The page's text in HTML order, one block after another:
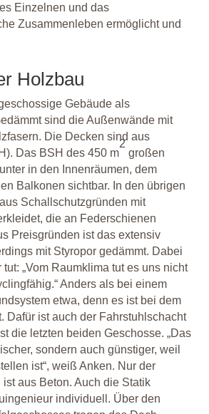
Einzelnen und das
Zusammenleben ermöglicht und
Holzbau
Gebäude als
sind die Außenwände mit
Die Decken sind aus
Das BSH des 450 m
2
großen
in den Innenräumen, dem
Balkonen sichtbar. In den übrigen
Schallschutzgründen mit
die an Federschienen
Preisgründen ist das extensiv
mit Styropor gedämmt. Dabei
„Vom Raumklima tut es uns nicht
Anders als bei einem
etwa, denn es ist bei dem
Dafür ist auch der Fahrstuhlschacht
die letzten beiden Geschosse. „Das
sondern auch günstiger, weil
ist“, weiß Anken. Nur der
aus Beton. Auch die Statik
individuell. Über den